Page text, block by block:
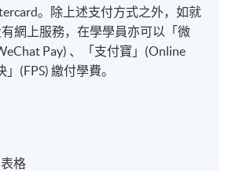
。除上述支付方式之外，如就
網上服務，在學學員亦可以「微
Pay) 、「支付寶」(Online
(FPS) 繳付學費。
格